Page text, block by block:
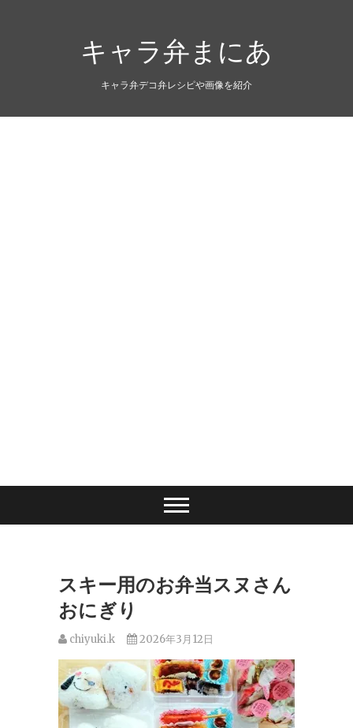
キャラ弁まにあ
キャラ弁デコ弁レシピや画像を紹介
スキー用のお弁当スヌさん
おにぎり
chiyuki.k 2026年3月12日